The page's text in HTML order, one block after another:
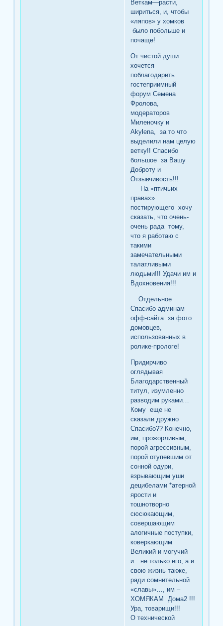
Веткам—расти,
шириться, и, чтобы
«ляпов» у хомков
было побольше и
почаще!
От чистой души
хочется
поблагодарить
гостеприимный
форум Семена
Фролова,
модераторов
Миленочку и
Akylena, за то что
выделили нам целую
ветку!! Спасибо
большое за Вашу
Доброту и
Отзывчивость!!!
На «птичьих
правах»
постирующего хочу
сказать, что очень-
очень рада тому,
что я работаю с
такими
замечательными
талатливыми
людьми!!! Удачи им и
Вдохновения!!!
Отдельное
Спасибо админам
офф-сайта за фото
домовцев,
использованных в
ролике-прологе!
Придирчиво
оглядывая
Благодарственный
титул, изумленно
разводим руками…
Кому еще не
сказали дружно
Спасибо?? Конечно,
им, прожорливым,
порой агрессивным,
порой отупевшим от
сонной одури,
взрывающим уши
децибелами *атерной
ярости и
тошнотворно
сюсюкающим,
совершающим
алогичные поступки,
коверкающим
Великий и могучий
и…не только его, а и
свою жизнь также,
ради сомнительной
«славы»…, им –
ХОМЯКАМ Дома2 !!!
Ура, товарищи!!!
О технической